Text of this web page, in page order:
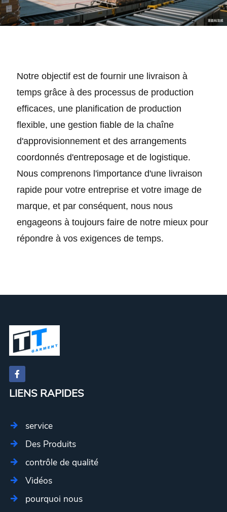
Notre objectif est de fournir une livraison à
temps grâce à des processus de production
efficaces, une planification de production
flexible, une gestion fiable de la chaîne
d'approvisionnement et des arrangements
coordonnés d'entreposage et de logistique.
Nous comprenons l'importance d'une livraison
rapide pour votre entreprise et votre image de
marque, et par conséquent, nous nous
engageons à toujours faire de notre mieux pour
répondre à vos exigences de temps.
LIENS RAPIDES
service
Des Produits
contrôle de qualité
Vidéos
pourquoi nous